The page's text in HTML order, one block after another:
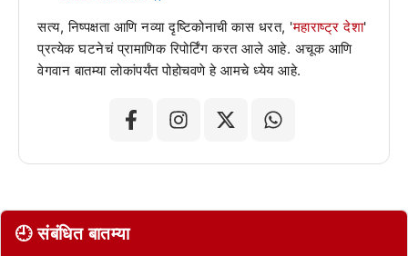
सत्य, निष्पक्षता आणि नव्या दृष्टिकोनाची कास धरत, 'महाराष्ट्र देशा'
प्रत्येक घटनेचं प्रामाणिक रिपोर्टिंग करत आले आहे. अचूक आणि
वेगवान बातम्या लोकांपर्यंत पोहोचवणे हे आमचे ध्येय आहे.
🕘 संबंधित बातम्या